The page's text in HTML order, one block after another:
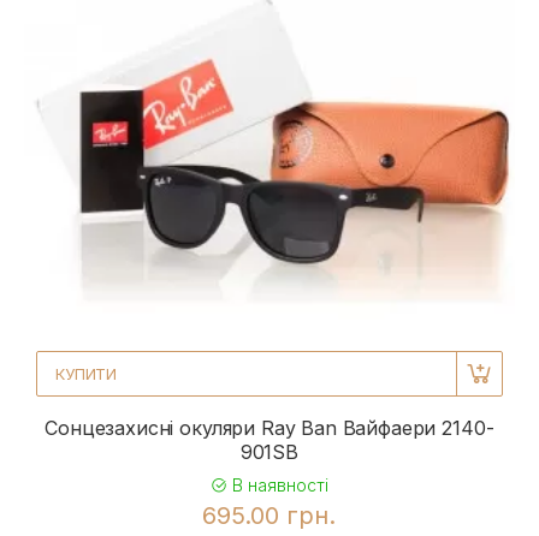
КУПИТИ
Сонцезахисні окуляри Ray Ban Вайфаери 2140-
901SB
В наявності
695.00 грн.